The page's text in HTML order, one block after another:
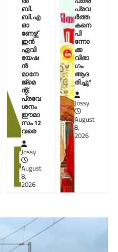
ബി.
ബി.എ
ഓ
ണേഴ്സ്
ഇൻ
ഏവി
യേഷ
ൻ
മാനേ
ജ്മെ
ന്റ്:
പ്രവേ
ശനം
ഈമാ
സം 12
വരെ
Jossy
August
8,
2026
പ്രവ
ർത്ത
കനെ
പി
ന്നോ
ക്ക
വിഭാ
ഗം
ആദ
രിച്ചു*
Jossy
August
8,
2026